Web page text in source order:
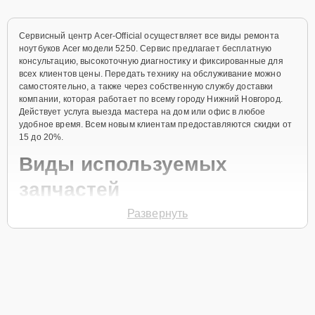
Сервисный центр Acer-Official осуществляет все виды ремонта
ноутбуков Acer модели 5250. Сервис предлагает бесплатную
консультацию, высокоточную диагностику и фиксированные для
всех клиентов цены. Передать технику на обслуживание можно
самостоятельно, а также через собственную службу доставки
компании, которая работает по всему городу Нижний Новгород.
Действует услуга выезда мастера на дом или офис в любое
удобное время. Всем новым клиентам предоставляются скидки от
15 до 20%.
Виды используемых
запчастей
Для ремонта ноутбука модели 5250 предлагаются как
Развернуть